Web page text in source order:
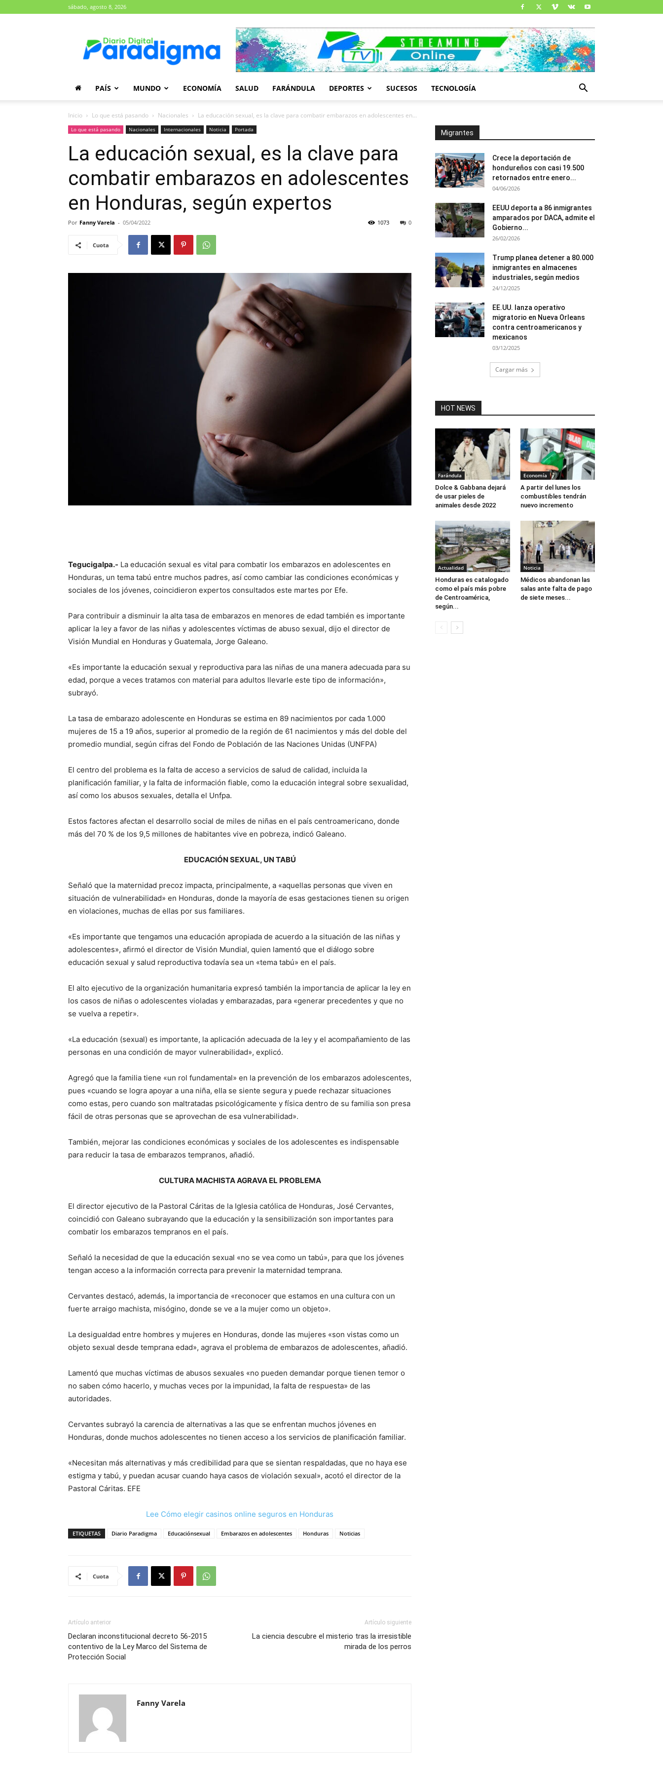
sábado, agosto 8, 2026
Paradigma
PAÍS MUNDO ECONOMÍA SALUD FARÁNDULA DEPORTES SUCESOS TECNOLOGÍA
Inicio Lo que está pasando Nacionales La educación sexual, es la clave para combatir embarazos en adolescentes en...
Lo que está pasando Nacionales Internacionales Noticia Portada
La educación sexual, es la clave para
combatir embarazos en adolescentes
en Honduras, según expertos
Por Fanny Varela - 05/04/2022 0
1073
Cuota
Tegucigalpa.- La educación sexual es vital para combatir los embarazos en adolescentes en
Honduras, un tema tabú entre muchos padres, así como cambiar las condiciones económicas y
sociales de los jóvenes, coincidieron expertos consultados este martes por Efe.
Para contribuir a disminuir la alta tasa de embarazos en menores de edad también es importante
aplicar la ley a favor de las niñas y adolescentes víctimas de abuso sexual, dijo el director de
Visión Mundial en Honduras y Guatemala, Jorge Galeano.
«Es importante la educación sexual y reproductiva para las niñas de una manera adecuada para su
edad, porque a veces tratamos con material para adultos llevarle este tipo de información»,
subrayó.
La tasa de embarazo adolescente en Honduras se estima en 89 nacimientos por cada 1.000
mujeres de 15 a 19 años, superior al promedio de la región de 61 nacimientos y más del doble del
promedio mundial, según cifras del Fondo de Población de las Naciones Unidas (UNFPA)
El centro del problema es la falta de acceso a servicios de salud de calidad, incluida la
planificación familiar, y la falta de información fiable, como la educación integral sobre sexualidad,
así como los abusos sexuales, detalla el Unfpa.
Estos factores afectan el desarrollo social de miles de niñas en el país centroamericano, donde
más del 70 % de los 9,5 millones de habitantes vive en pobreza, indicó Galeano.
EDUCACIÓN SEXUAL, UN TABÚ
Señaló que la maternidad precoz impacta, principalmente, a «aquellas personas que viven en
situación de vulnerabilidad» en Honduras, donde la mayoría de esas gestaciones tienen su origen
en violaciones, muchas de ellas por sus familiares.
«Es importante que tengamos una educación apropiada de acuerdo a la situación de las niñas y
adolescentes», afirmó el director de Visión Mundial, quien lamentó que el diálogo sobre
educación sexual y salud reproductiva todavía sea un «tema tabú» en el país.
El alto ejecutivo de la organización humanitaria expresó también la importancia de aplicar la ley en
los casos de niñas o adolescentes violadas y embarazadas, para «generar precedentes y que no
se vuelva a repetir».
«La educación (sexual) es importante, la aplicación adecuada de la ley y el acompañamiento de las
personas en una condición de mayor vulnerabilidad», explicó.
Agregó que la familia tiene «un rol fundamental» en la prevención de los embarazos adolescentes,
pues «cuando se logra apoyar a una niña, ella se siente segura y puede rechazar situaciones
como estas, pero cuando son maltratadas psicológicamente y física dentro de su familia son presa
fácil de otras personas que se aprovechan de esa vulnerabilidad».
También, mejorar las condiciones económicas y sociales de los adolescentes es indispensable
para reducir la tasa de embarazos tempranos, añadió.
CULTURA MACHISTA AGRAVA EL PROBLEMA
El director ejecutivo de la Pastoral Cáritas de la Iglesia católica de Honduras, José Cervantes,
coincidió con Galeano subrayando que la educación y la sensibilización son importantes para
combatir los embarazos tempranos en el país.
Señaló la necesidad de que la educación sexual «no se vea como un tabú», para que los jóvenes
tengan acceso a la información correcta para prevenir la maternidad temprana.
Cervantes destacó, además, la importancia de «reconocer que estamos en una cultura con un
fuerte arraigo machista, misógino, donde se ve a la mujer como un objeto».
La desigualdad entre hombres y mujeres en Honduras, donde las mujeres «son vistas como un
objeto sexual desde temprana edad», agrava el problema de embarazos de adolescentes, añadió.
Lamentó que muchas víctimas de abusos sexuales «no pueden demandar porque tienen temor o
no saben cómo hacerlo, y muchas veces por la impunidad, la falta de respuesta» de las
autoridades.
Cervantes subrayó la carencia de alternativas a las que se enfrentan muchos jóvenes en
Honduras, donde muchos adolescentes no tienen acceso a los servicios de planificación familiar.
«Necesitan más alternativas y más credibilidad para que se sientan respaldadas, que no haya ese
estigma y tabú, y puedan acusar cuando haya casos de violación sexual», acotó el director de la
Pastoral Cáritas. EFE
Lee Cómo elegir casinos online seguros en Honduras
ETIQUETAS Diario Paradigma Educaciónsexual Embarazos en adolescentes Honduras Noticias
Cuota
Artículo anterior
Declaran inconstitucional decreto 56-2015
contentivo de la Ley Marco del Sistema de
Protección Social
Artículo siguiente
La ciencia descubre el misterio tras la irresistible
mirada de los perros
Fanny Varela
Migrantes
Crece la deportación de
hondureños con casi 19.500
retornados entre enero...
04/06/2026
EEUU deporta a 86 inmigrantes
amparados por DACA, admite el
Gobierno...
26/02/2026
Trump planea detener a 80.000
inmigrantes en almacenes
industriales, según medios
24/12/2025
EE.UU. lanza operativo
migratorio en Nueva Orleans
contra centroamericanos y
mexicanos
03/12/2025
Cargar más
HOT NEWS
Farándula
Dolce & Gabbana dejará
de usar pieles de
animales desde 2022
Economía
A partir del lunes los
combustibles tendrán
nuevo incremento
Actualidad
Honduras es catalogado
como el país más pobre
de Centroamérica,
según...
Noticia
Médicos abandonan las
salas ante falta de pago
de siete meses...